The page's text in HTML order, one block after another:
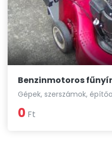
Benzinmotoros
Gépek, szerszámok,
0 Ft